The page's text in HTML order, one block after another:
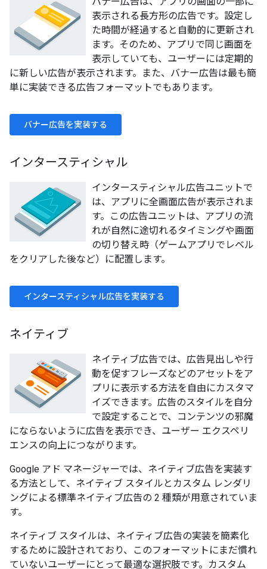
表示される長方形の広告です。設定し
た時間が経過すると自動的に更新され
ます。そのため、アプリで同じ画面を
表示していても、ユーザーには定期的
に新しい広告が表示されます。また、バナー広告は最も簡
単に実装できる広告フォーマットでもあります。
バナー広告を実装する
インタースティシャル
インタースティシャル広告ユニットで
は、アプリに全画面広告が表示されま
す。この広告ユニットは、アプリの流
れが自然に途切れるタイミングや画面
の切り替え時（ゲームアプリでレベル
をクリアした後など）に配置します。
インタースティシャル広告を実装する
ネイティブ
ネイティブ広告では、広告見出しや行
動を促すフレーズなどのアセットをア
プリに表示する方法を自由にカスタマ
イズできます。広告のスタイルを自分
で設定することで、コンテンツの邪魔
にならないように広告を表示でき、ユーザー エクスペリ
エンスの向上につながります。
Google アド マネージャーでは、ネイティブ広告を実装す
る方法として、ネイティブ スタイルとカスタム レンダリ
ングによる標準ネイティブ広告の 2 種類が用意されていま
す。
ネイティブ スタイルは、ネイティブ広告の実装を簡素化
するために設計されており、このフォーマットにまだ慣れ
ていないユーザーにとって最適な選択肢です。カスタム